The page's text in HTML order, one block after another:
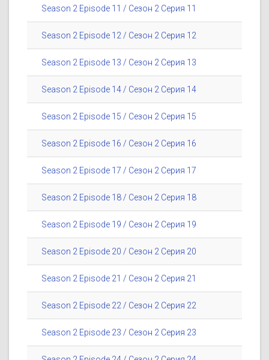
Season 2 Episode 11 / Сезон 2 Серия 11
Season 2 Episode 12 / Сезон 2 Серия 12
Season 2 Episode 13 / Сезон 2 Серия 13
Season 2 Episode 14 / Сезон 2 Серия 14
Season 2 Episode 15 / Сезон 2 Серия 15
Season 2 Episode 16 / Сезон 2 Серия 16
Season 2 Episode 17 / Сезон 2 Серия 17
Season 2 Episode 18 / Сезон 2 Серия 18
Season 2 Episode 19 / Сезон 2 Серия 19
Season 2 Episode 20 / Сезон 2 Серия 20
Season 2 Episode 21 / Сезон 2 Серия 21
Season 2 Episode 22 / Сезон 2 Серия 22
Season 2 Episode 23 / Сезон 2 Серия 23